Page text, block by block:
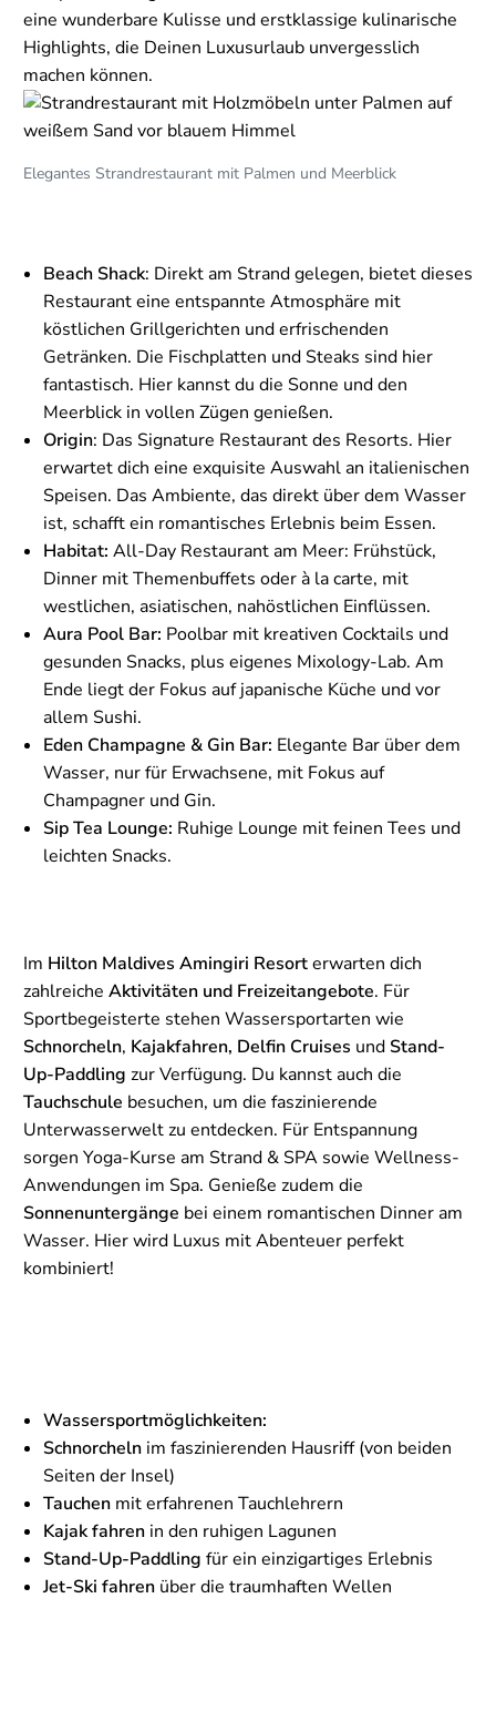
eine wunderbare Kulisse und erstklassige kulinarische
Highlights, die Deinen Luxusurlaub unvergesslich
machen können.
Elegantes Strandrestaurant mit Palmen und Meerblick
Beach Shack: Direkt am Strand gelegen, bietet dieses
Restaurant eine entspannte Atmosphäre mit
köstlichen Grillgerichten und erfrischenden
Getränken. Die Fischplatten und Steaks sind hier
fantastisch. Hier kannst du die Sonne und den
Meerblick in vollen Zügen genießen.
Origin: Das Signature Restaurant des Resorts. Hier
erwartet dich eine exquisite Auswahl an italienischen
Speisen. Das Ambiente, das direkt über dem Wasser
ist, schafft ein romantisches Erlebnis beim Essen.
Habitat: All-Day Restaurant am Meer: Frühstück,
Dinner mit Themenbuffets oder à la carte, mit
westlichen, asiatischen, nahöstlichen Einflüssen.
Aura Pool Bar: Poolbar mit kreativen Cocktails und
gesunden Snacks, plus eigenes Mixology-Lab. Am
Ende liegt der Fokus auf japanische Küche und vor
allem Sushi.
Eden Champagne & Gin Bar: Elegante Bar über dem
Wasser, nur für Erwachsene, mit Fokus auf
Champagner und Gin.
Sip Tea Lounge: Ruhige Lounge mit feinen Tees und
leichten Snacks.
Im Hilton Maldives Amingiri Resorterwarten dich
zahlreiche Aktivitäten und Freizeitangebote. Für
Sportbegeisterte stehen Wassersportarten wie
Schnorcheln, Kajakfahren, Delfin Cruises und Stand-
Up-Paddling zur Verfügung. Du kannst auch die
Tauchschule besuchen, um die faszinierende
Unterwasserwelt zu entdecken. Für Entspannung
sorgen Yoga-Kurse am Strand & SPA sowie Wellness-
Anwendungen im Spa. Genieße zudem die
Sonnenuntergänge bei einem romantischen Dinner am
Wasser. Hier wird Luxus mit Abenteuer perfekt
kombiniert!
Wassersportmöglichkeiten:
Schnorcheln im faszinierenden Hausriff (von beiden
Seiten der Insel)
Tauchen mit erfahrenen Tauchlehrern
Kajak fahren in den ruhigen Lagunen
Stand-Up-Paddling für ein einzigartiges Erlebnis
Jet-Ski fahren über die traumhaften Wellen